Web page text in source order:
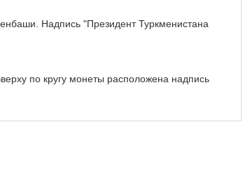
Надпись "Президент Туркменистана
по кругу монеты расположена надпись